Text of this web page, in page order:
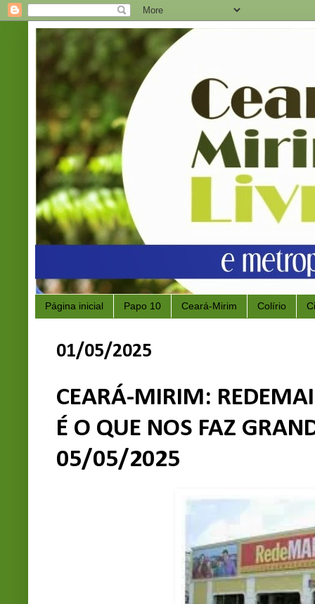
Página inicial Papo 10 Ceará-Mirim Colírio
01/05/2025
CEARÁ-MIRIM:
É O QUE NOS FAZ
05/05/2025